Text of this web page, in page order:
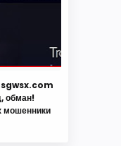
sgwsx.com
обман!
мошенники